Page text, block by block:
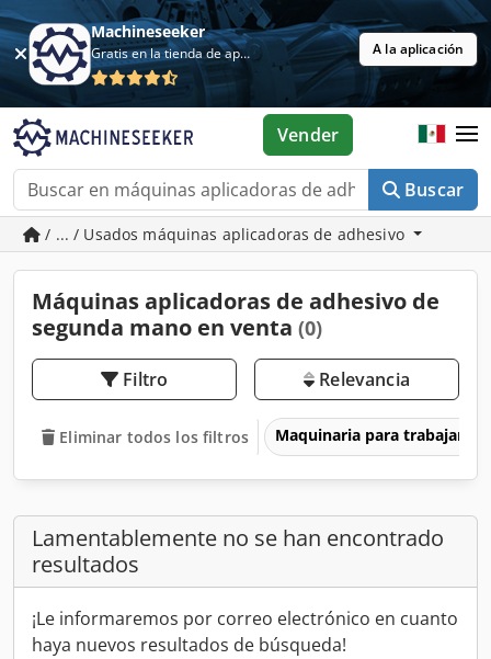
Machineseeker
Gratis en la tienda de aplicaciones A la aplicación
Buscar
Vender
/ ... / Usados máquinas aplicadoras de adhesivo
Máquinas aplicadoras de adhesivo de
segunda mano en venta (0)
Filtro Relevancia
Eliminar todos los filtros Maquinaria para trabajar la
Lamentablemente no se han encontrado
resultados
¡Le informaremos por correo electrónico en cuanto
haya nuevos resultados de búsqueda!